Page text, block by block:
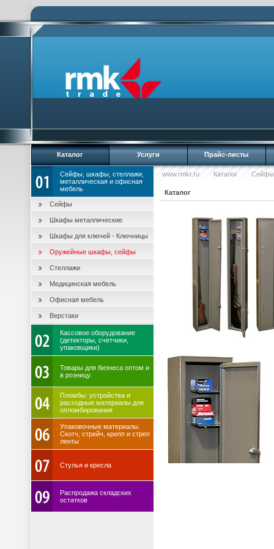
Каталог Услуги Прайс-листы
Сейфы, шкафы, стеллажи,
металлическая и офисная
мебель
Сейфы
Шкафы металлические
Шкафы для ключей - Ключницы
Оружейные шкафы, сейфы
Стеллажи
Медицинская мебель
Офисная мебель
Верстаки
Кассовое оборудование
(детекторы, счетчики,
упаковщики)
Товары для бизнеса оптом и
в розницу.
Пломбы: устройства и
расходные материалы для
опломбирования
Упаковочные материалы.
Скотч, стрейч, крепп и стреп
ленты
Стулья и кресла
Распродажа складских
остатков
www.rmkt.ru Каталог
Каталог